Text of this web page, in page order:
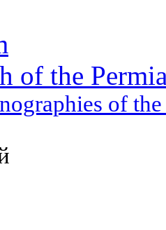
of the
of